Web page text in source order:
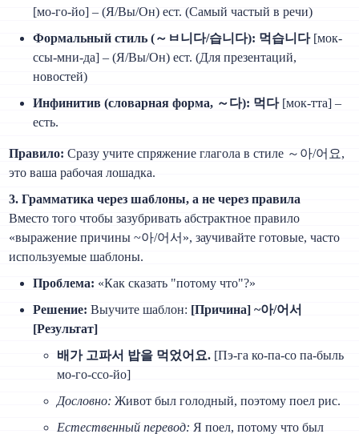
[мо-го-йо] – (Я/Вы/Он) ест. (Самый частый в речи)
Формальный стиль (～ㅂ니다/습니다): 먹습니다[мок-
ссы-мни-да] – (Я/Вы/Он) ест. (Для презентаций,
новостей)
Инфинитив (словарная форма, ～다): 먹다[мок-тта] –
есть.
Правило: Сразу учите спряжение глагола в стиле ～아/어요,
это ваша рабочая лошадка.
3. Грамматика через шаблоны, а не через правила
Вместо того чтобы зазубривать абстрактное правило
«выражение причины ~아/어서», заучивайте готовые, часто
используемые шаблоны.
Проблема: «Как сказать "потому что"?»
Решение: Выучите шаблон: [Причина] ~아/어서
[Результат]
배가 고파서 밥을 먹었어요. [Пэ-га ко-па-со па-быль
мо-го-ссо-йо]
Дословно: Живот был голодный, поэтому поел рис.
Естественный перевод: Я поел, потому что был